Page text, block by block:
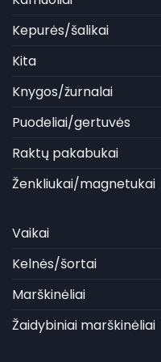
Kepurės/šalikai
Kita
Knygos/žurnalai
Puodeliai/gertuvės
Raktų pakabukai
Ženkliukai/magnetukai
Vaikai
Kelnės/šortai
Marškinėliai
Žaidybiniai marškinėliai